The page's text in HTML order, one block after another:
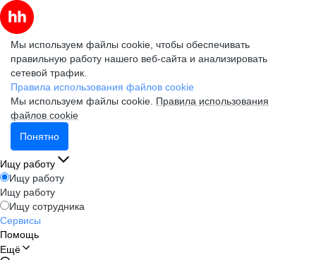
Мы используем файлы cookie, чтобы обеспечивать
правильную работу нашего веб-сайта и анализировать
сетевой трафик.
Правила использования файлов cookie
Мы используем файлы cookie. Правила использования
файлов cookie
Понятно
Ищу работу
Ищу работу
Ищу работу
Ищу сотрудника
Сервисы
Помощь
Ещё